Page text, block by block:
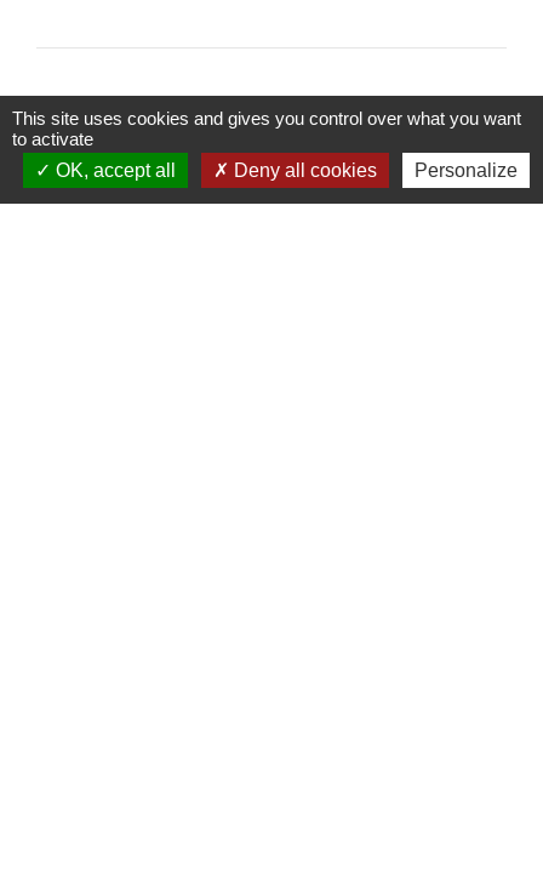
Contacts
This site uses cookies and gives you control over what you want
to activate
OK, accept all
Deny all cookies Personalize